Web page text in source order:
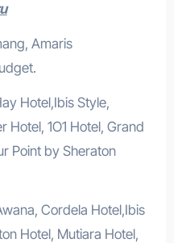
Amaris
Hotel,Ibis Style,
Hotel, 1O1 Hotel, Grand
Point by Sheraton
Cordela Hotel,Ibis
Hotel, Mutiara Hotel,